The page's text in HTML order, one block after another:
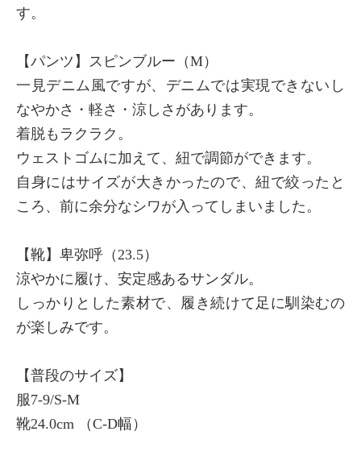
×
す。
【パンツ】スピンブルー（M）
一見デニム風ですが、デニムでは実現できないし
なやかさ・軽さ・涼しさがあります。
着脱もラクラク。
ウェストゴムに加えて、紐で調節ができます。
自身にはサイズが大きかったので、紐で絞ったと
ころ、前に余分なシワが入ってしまいました。
【靴】卑弥呼（23.5）
涼やかに履け、安定感あるサンダル。
しっかりとした素材で、履き続けて足に馴染むの
が楽しみです。
【普段のサイズ】
服7-9/S-M
靴24.0cm （C-D幅）